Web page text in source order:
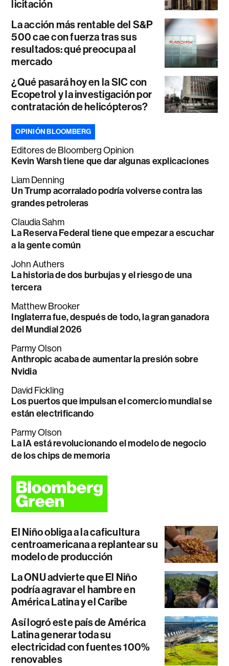
licitación
La acción más rentable del S&P
500 cae con fuerza tras sus
resultados: qué preocupa al
mercado
¿Qué pasará hoy en la SIC con
Ecopetrol y la investigación por
contratación de helicópteros?
OPINIÓN BLOOMBERG
Editores de Bloomberg Opinion
Kevin Warsh tiene que dar algunas explicaciones
Liam Denning
Un Trump acorralado podría volverse contra las
grandes petroleras
Claudia Sahm
La Reserva Federal tiene que empezar a escuchar
a la gente común
John Authers
La historia de dos burbujas y el riesgo de una
tercera
Matthew Brooker
Inglaterra fue, después de todo, la gran ganadora
del Mundial 2026
Parmy Olson
Anthropic acaba de aumentar la presión sobre
Nvidia
David Fickling
Los puertos que impulsan el comercio mundial se
están electrificando
Parmy Olson
La IA está revolucionando el modelo de negocio
de los chips de memoria
El Niño obliga a la caficultura
centroamericana a replantear su
modelo de producción
La ONU advierte que El Niño
podría agravar el hambre en
América Latina y el Caribe
Así logró este país de América
Latina generar toda su
electricidad con fuentes 100%
renovables